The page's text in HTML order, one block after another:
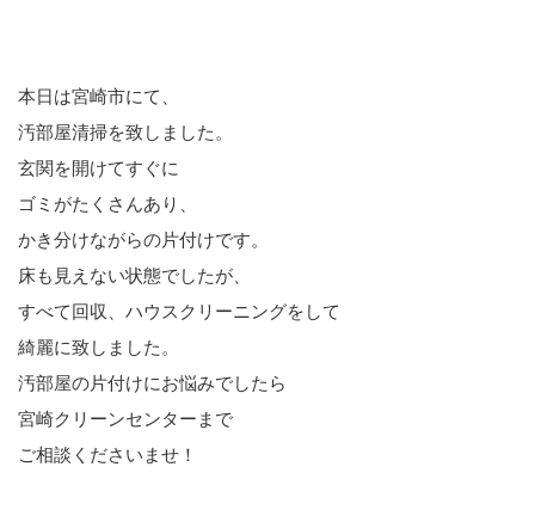
本日は宮崎市にて、
汚部屋清掃を致しました。
玄関を開けてすぐに
ゴミがたくさんあり、
かき分けながらの片付けです。
床も見えない状態でしたが、
すべて回収、ハウスクリーニングをして
綺麗に致しました。
汚部屋の片付けにお悩みでしたら
宮崎クリーンセンターまで
ご相談くださいませ！